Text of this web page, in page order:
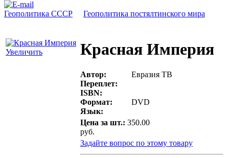
Геополитика СССР Геополитика постялтинского мира
Увеличить Красная Империя
Автор:
Евразия ТВ
Переплет:
ISBN:
Формат:
DVD
Язык:
Цена за шт.: 350.00
руб.
Задайте вопрос по этому товару